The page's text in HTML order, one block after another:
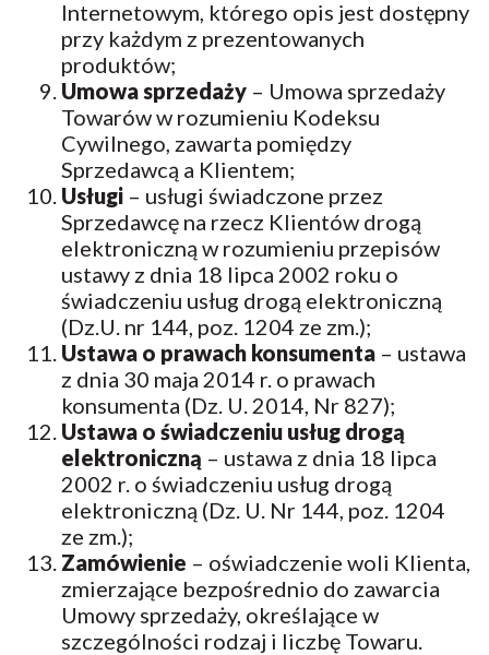
Internetowym, którego opis jest dostępny
przy każdym z prezentowanych
produktów;
Umowa sprzedaży – Umowa sprzedaży
Towarów w rozumieniu Kodeksu
Cywilnego, zawarta pomiędzy
Sprzedawcą a Klientem;
Usługi – usługi świadczone przez
Sprzedawcę na rzecz Klientów drogą
elektroniczną w rozumieniu przepisów
ustawy z dnia 18 lipca 2002 roku o
świadczeniu usług drogą elektroniczną
(Dz.U. nr 144, poz. 1204 ze zm.);
Ustawa o prawach konsumenta – ustawa
z dnia 30 maja 2014 r. o prawach
konsumenta (Dz. U. 2014, Nr 827);
Ustawa o świadczeniu usług drogą
elektroniczną – ustawa z dnia 18 lipca
2002 r. o świadczeniu usług drogą
elektroniczną (Dz. U. Nr 144, poz. 1204
ze zm.);
Zamówienie – oświadczenie woli Klienta,
zmierzające bezpośrednio do zawarcia
Umowy sprzedaży, określające w
szczególności rodzaj i liczbę Towaru.